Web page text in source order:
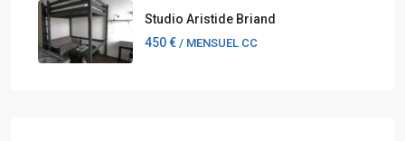
Studio Aristide Briand
450 € / MENSUEL CC